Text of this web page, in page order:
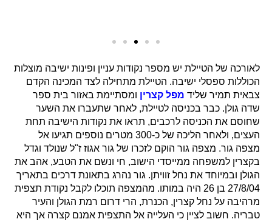
לאורכה של הטיילת יש מספר נקודות עניין ופינות ישיבה מוצלות
הכוללות ספסלי ישיבה. הטיילת מתחילה לצד המכינה הקדם
צבאית תמיר שליד מפל קצרין ומסתיימת באזור בית ספר
שדה גולן. כבר בכניסה לטיילת, לאחר שתעברו את השער
שחוסם את הכניסה לרכבים, תראו את נקודות הישיבה תחת
העצים, ולאחר הליכה של כ-300 מטרים נוספים תגיעו אל
מצפה גור. מצפה גור הוקם לזכרו של גור אגוז ז"ל שנולד וגדל
בקצרין למשפחה ממייסדי הישוב, חי ונשם את הטבע, אהב את
הגולן ובמיוחד את נחל זוויתן. גור נהרג בתאונת דרכים בתאריך
27/8/04 בן 26 היה במותו. מהמצפה תוכלו לקבל נקודת תצפית
מרהיבה על נחל קצרין, הכנרת, הרי דרום רמת הגולן והעיר
טבריה. חשוב לציין כי העלייה אל התצפית אמנם קצרה אך היא